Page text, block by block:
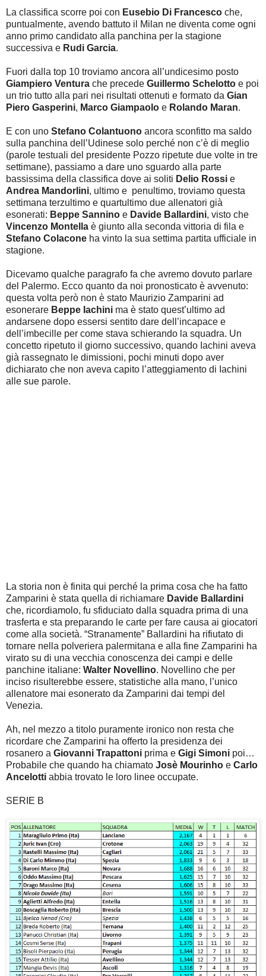
La classifica scorre poi con Eusebio Di Francesco che,
puntualmente, avendo battuto il Milan ne diventa come ogni
anno primo candidato alla panchina per la stagione
successiva e Rudi Garcia.
Fuori dalla top 10 troviamo ancora all’undicesimo posto
Giampiero Ventura che precede Guillermo Schelotto e poi
un trio tutto alla pari nei risultati ottenuti e formato da Gian
Piero Gasperini, Marco Giampaolo e Rolando Maran.
E con uno Stefano Colantuono ancora sconfitto ma saldo
sulla panchina dell’Udinese solo perché non c’è di meglio
(parole testuali del presidente Pozzo ripetute due volte in tre
settimane), passiamo a dare uno sguardo alla parte
bassissima della classifica dove ai soliti Delio Rossi e
Andrea Mandorlini, ultimo e penultimo, troviamo questa
settimana terzultimo e quartultimo due allenatori già
esonerati: Beppe Sannino e Davide Ballardini, visto che
Vincenzo Montella è giunto alla seconda vittoria di fila e
Stefano Colacone ha vinto la sua settima partita ufficiale in
stagione.
Dicevamo qualche paragrafo fa che avremo dovuto parlare
del Palermo. Ecco quanto da noi pronosticato è avvenuto:
questa volta però non è stato Maurizio Zamparini ad
esonerare Beppe Iachini ma è stato quest’ultimo ad
andarsene dopo essersi sentito dare dell’incapace e
dell’imbecille per come stava schierando la squadra. Un
concetto ripetuto il giorno successivo, quando Iachini aveva
già rassegnato le dimissioni, pochi minuti dopo aver
dichiarato che non aveva capito l’atteggiamento di Iachini
alle sue parole.
La storia non è finita qui perché la prima cosa che ha fatto
Zamparini è stata quella di richiamare Davide Ballardini
che, ricordiamolo, fu sfiduciato dalla squadra prima di una
trasferta e sta preparando le carte per fare causa ai giocatori
come alla società. “Stranamente” Ballardini ha rifiutato di
tornare nella polveriera palermitana e alla fine Zamparini ha
virato su di una vecchia conoscenza dei campi e delle
panchine italiane: Walter Novellino. Novellino che per
inciso risulterebbe essere, statistiche alla mano, l’unico
allenatore mai esonerato da Zamparini dai tempi del
Venezia.
Ah, nel mezzo a titolo puramente ironico non resta che
ricordare che Zamparini ha offerto la presidenza dei
rosanero a Giovanni Trapattoni prima e Gigi Simoni poi…
Probabile che quando ha chiamato Josè Mourinho e Carlo
Ancelotti abbia trovato le loro linee occupate.
SERIE B